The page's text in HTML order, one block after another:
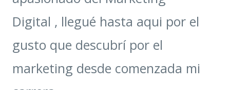
Digital , llegué hasta aqui por el
gusto que descubrí por el
marketing desde comenzada mi